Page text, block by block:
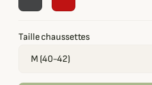
Taille chaussettes